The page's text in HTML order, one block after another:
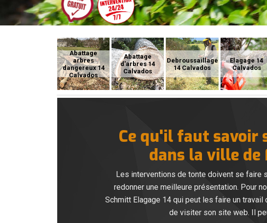
Abattage
arbres
dangereux 14
Calvados
Abattage
d'arbres 14
Calvados
Debroussaillage
14 Calvados
Elagage 14
Calvados
Ce qu'il faut savoir
dans la ville de
Les interventions de tonte doivent se
redonner une meilleure présentation. Pour
Schmitt Elagage 14 qui peut les faire un
de visiter son site web. Il